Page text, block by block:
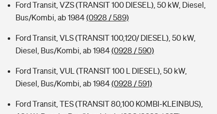
Ford Transit, VZS (TRANSIT 100 DIESEL), 50 kW, Diesel,
Bus/Kombi, ab 1984(0928 / 589)
Ford Transit, VLS (TRANSIT 100,120/ DIESEL), 50 kW,
Diesel, Bus/Kombi, ab 1984(0928 / 590)
Ford Transit, VUL (TRANSIT 100 L DIESEL), 50 kW,
Diesel, Bus/Kombi, ab 1984(0928 / 591)
Ford Transit, TES (TRANSIT 80,100 KOMBI-KLEINBUS),